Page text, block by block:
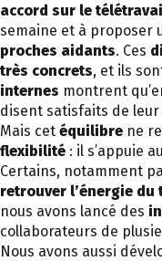
accord sur le
semaine et à proposer
proches aidants. Ces
très concrets, et ils
internes montrent
disent satisfaits de leur
Mais cet équilibre ne
flexibilité : il s’appuie
Certains, notamment
retrouver l’énergie du
nous avons lancé des
collaborateurs de
Nous avons aussi